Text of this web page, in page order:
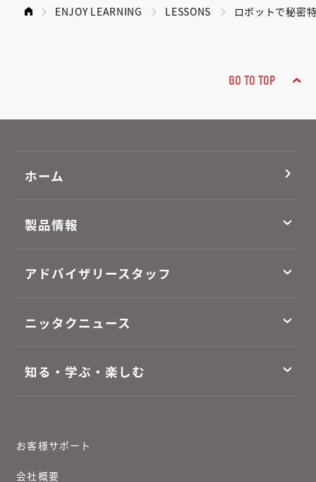
ENJOY LEARNING LESSONS ロボットで秘密
GO TO TOP
ホーム
製品情報
アドバイザリースタッフ
ニッタクニュース
知る・学ぶ・楽しむ
お客様サポート
会社概要